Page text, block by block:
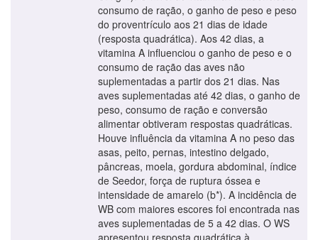
consumo de ração, o ganho de peso e peso
do proventrículo aos 21 dias de idade
(resposta quadrática). Aos 42 dias, a
vitamina A influenciou o ganho de peso e o
consumo de ração das aves não
suplementadas a partir dos 21 dias. Nas
aves suplementadas até 42 dias, o ganho de
peso, consumo de ração e conversão
alimentar obtiveram respostas quadráticas.
Houve influência da vitamina A no peso das
asas, peito, pernas, intestino delgado,
pâncreas, moela, gordura abdominal, índice
de Seedor, força de ruptura óssea e
intensidade de amarelo (b*). A incidência de
WB com maiores escores foi encontrada nas
aves suplementadas de 5 a 42 dias. O WS
apresentou resposta quadrática à